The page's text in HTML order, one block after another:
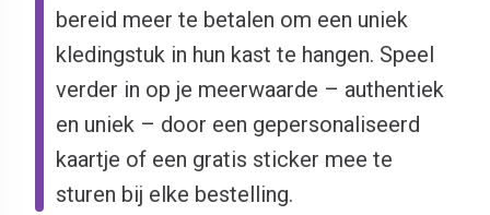
bereid meer te betalen om een uniek
kledingstuk in hun kast te hangen. Speel
verder in op je meerwaarde – authentiek
en uniek – door een gepersonaliseerd
kaartje of een gratis sticker mee te
sturen bij elke bestelling.